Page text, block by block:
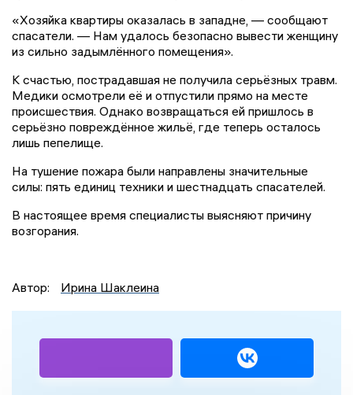
«Хозяйка квартиры оказалась в западне, — сообщают
спасатели. — Нам удалось безопасно вывести женщину
из сильно задымлённого помещения».
К счастью, пострадавшая не получила серьёзных травм.
Медики осмотрели её и отпустили прямо на месте
происшествия. Однако возвращаться ей пришлось в
серьёзно повреждённое жильё, где теперь осталось
лишь пепелище.
На тушение пожара были направлены значительные
силы: пять единиц техники и шестнадцать спасателей.
В настоящее время специалисты выясняют причину
возгорания.
Автор: Ирина Шаклеина